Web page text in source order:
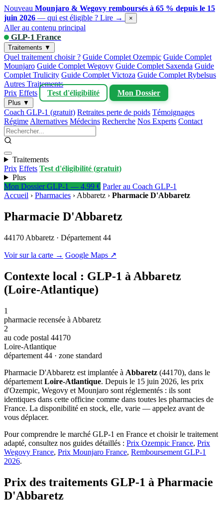
Nouveau Mounjaro & Wegovy remboursés à 65 % depuis le 15
juin 2026 — qui est éligible ? Lire → ×
Aller au contenu principal
GLP-1 France
Traitements ▼
Quel traitement choisir ? Guide Complet Ozempic Guide Complet
Mounjaro Guide Complet Wegovy Guide Complet Saxenda Guide
Complet Trulicity Guide Complet Victoza Guide Complet Rybelsus
Autres Traitements
Prix Effets Test d'éligibilité Mon Dossier
Plus ▼
Coach GLP-1 (gratuit) Retraites perte de poids Témoignages
Régime Alternatives Médecins Recherche Nos Experts Contact
Traitements
Prix Effets Test d'éligibilité (gratuit)
Plus
Mon Dossier GLP-1 — 4,99 € Parler au Coach GLP-1
Accueil › Pharmacies › Abbaretz › Pharmacie D'Abbaretz
Pharmacie D'Abbaretz
44170 Abbaretz · Département 44
Voir sur la carte → Google Maps ↗
Contexte local : GLP-1 à Abbaretz
(Loire-Atlantique)
1
pharmacie recensée à Abbaretz
2
au code postal 44170
Loire-Atlantique
département 44 · zone standard
Pharmacie D'Abbaretz est implantée à Abbaretz (44170), dans le
département Loire-Atlantique. Depuis le 15 juin 2026, les prix
d'Ozempic, Wegovy et Mounjaro sont réglementés : ils sont
identiques dans cette officine comme dans toutes les pharmacies de
France. La disponibilité en stock, elle, varie — appelez avant de
vous déplacer.
Pour comprendre le marché GLP-1 en France et choisir le traitement
adapté, consultez nos guides détaillés : Prix Ozempic France, Prix
Wegovy France, Prix Mounjaro France, Remboursement GLP-1
2026.
Prix des traitements GLP-1 à Pharmacie
D'Abbaretz